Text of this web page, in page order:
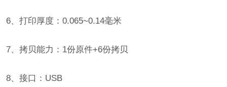
6、打印厚度：0.065~0.14毫米
7、拷贝能力：1份原件+6份拷贝
8、接口：USB